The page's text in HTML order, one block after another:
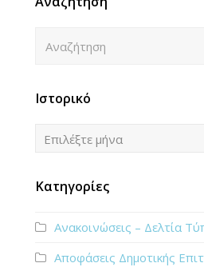
Ιστορικό
Ιστορικό
Επιλέξτε μήνα
Κατηγορίες
Ανακοινώσεις – Δελτία
Αποφάσεις Δημοτικής